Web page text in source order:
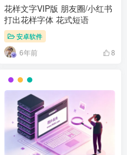
花样文字VIP版 朋友圈/小红书
打出花样字体 花式短语
安卓软件
6年前 8